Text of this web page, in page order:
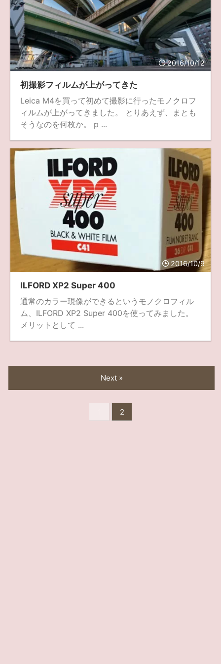
2016/10/12
初撮影フィルムが上がってきた
Leica M4を買って初めて撮影に行ったモノクロフ
ィルムが上がってきました。 とりあえず、まとも
そうなのを何枚か。 p ...
2016/10/9
ILFORD XP2 Super 400
通常のカラー現像ができるというモノクロフィル
ム、ILFORD XP2 Super 400を使ってみました。
メリットとして ...
2
Next »